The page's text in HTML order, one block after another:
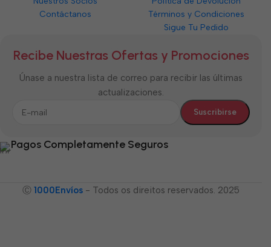
Contáctanos
Términos y Condiciones
Sigue Tu Pedido
Recibe Nuestras Ofertas y Promociones
Únase a nuestra lista de correo para recibir las últimas
actualizaciones.
Pagos Completamente Seguros
Ⓒ 1000Envíos - Todos os direitos reservados. 2025